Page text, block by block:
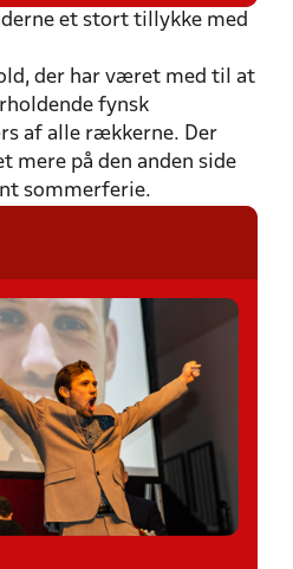
et stort tillykke med
der har været med til at
fynsk
af alle rækkerne. Der
mere på den anden side
sommerferie.